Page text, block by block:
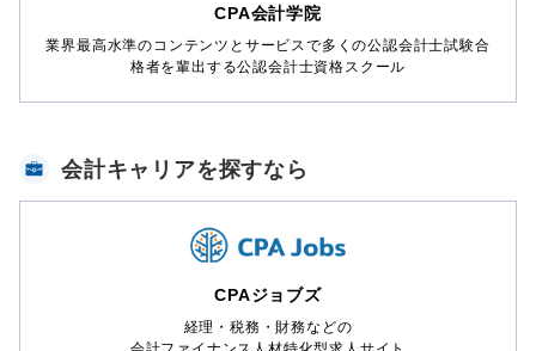
CPA会計学院
業界最高水準のコンテンツとサービスで多くの公認会計士試験合
格者を輩出する公認会計士資格スクール
会計キャリアを探すなら
CPAジョブズ
経理・税務・財務などの